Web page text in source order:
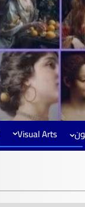
Visual Arts